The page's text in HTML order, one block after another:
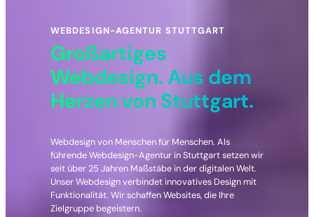
WEBDESIGN-AGENTUR STUTTGART
Großartiges
Webdesign. Aus dem
Herzen von Stuttgart.
Webdesign von Menschen für Menschen. Als
führende Webdesign-Agentur in Stuttgart setzen wir
seit über 25 Jahren Maßstäbe in der digitalen Welt.
Unser Webdesign verbindet innovatives Design mit
Funktionalität. Wir schaffen Websites, die Ihre
Zielgruppe begeistern.